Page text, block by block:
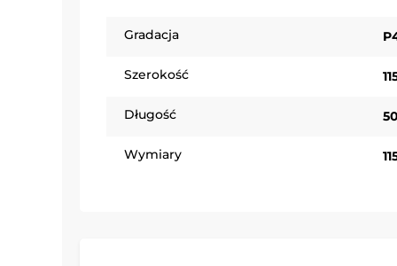
Gradacja
Szerokość
Długość
Wymiary